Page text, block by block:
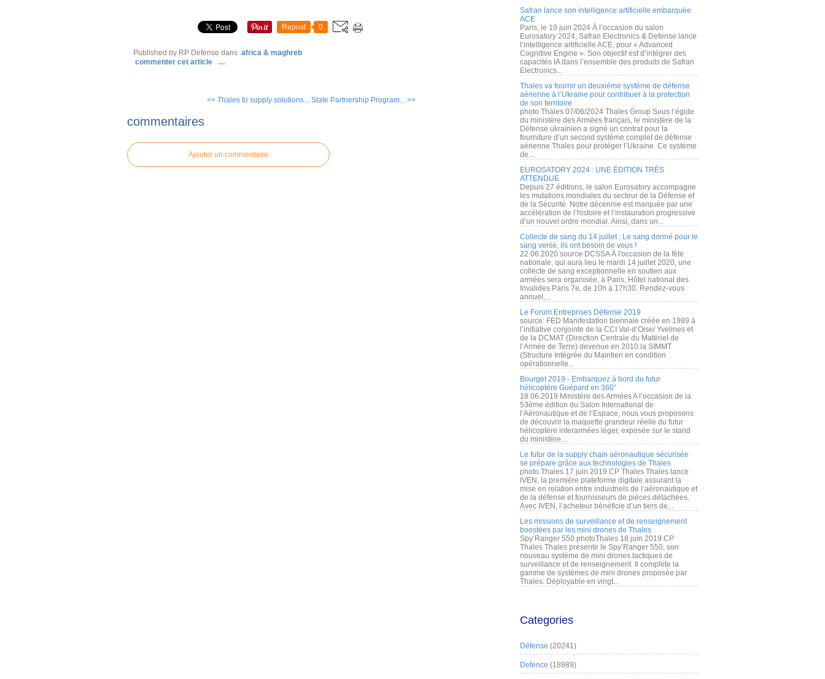
Repost 0
Published by RP Defense dans africa & maghreb
commenter cet article
…
<< Thales to supply solutions... State Partnership Program... >>
commentaires
Ajouter un commentaire
Safran lance son intelligence artificielle embarquée
ACE
Paris, le 19 juin 2024 À l’occasion du salon
Eurosatory 2024, Safran Electronics & Defense lance
l’intelligence artificielle ACE, pour « Advanced
Cognitive Engine ». Son objectif est d’intégrer des
capacités IA dans l’ensemble des produits de Safran
Electronics...
Thales va fournir un deuxième système de défense
aérienne à l’Ukraine pour contribuer à la protection
de son territoire
photo Thales 07/06/2024 Thales Group Sous l’égide
du ministère des Armées français, le ministère de la
Défense ukrainien a signé un contrat pour la
fourniture d’un second système complet de défense
aérienne Thales pour protéger l’Ukraine. Ce système
de...
EUROSATORY 2024 : UNE ÉDITION TRÈS
ATTENDUE
Depuis 27 éditions, le salon Eurosatory accompagne
les mutations mondiales du secteur de la Défense et
de la Sécurité. Notre décennie est marquée par une
accélération de l’histoire et l’instauration progressive
d’un nouvel ordre mondial. Ainsi, dans un...
Collecte de sang du 14 juillet : Le sang donné pour le
sang versé, ils ont besoin de vous !
22.06.2020 source DCSSA À l'occasion de la fête
nationale, qui aura lieu le mardi 14 juillet 2020, une
collecte de sang exceptionnelle en soutien aux
armées sera organisée, à Paris, Hôtel national des
Invalides Paris 7e, de 10h à 17h30. Rendez-vous
annuel,...
Le Forum Entreprises Défense 2019
source: FED Manifestation biennale créée en 1989 à
l’initiative conjointe de la CCI Val-d’Oise/ Yvelines et
de la DCMAT (Direction Centrale du Matériel de
l’Armée de Terre) devenue en 2010 la SIMMT
(Structure Intégrée du Maintien en condition
opérationnelle...
Bourget 2019 - Embarquez à bord du futur
hélicoptère Guépard en 360°
18.06.2019 Ministère des Armées A l’occasion de la
53ème édition du Salon International de
l’Aéronautique et de l’Espace, nous vous proposons
de découvrir la maquette grandeur réelle du futur
hélicoptère interarmées léger, exposée sur le stand
du ministère...
Le futur de la supply chain aéronautique sécurisée
se prépare grâce aux technologies de Thales
photo Thales 17 juin 2019 CP Thales Thales lance
IVEN, la première plateforme digitale assurant la
mise en relation entre industriels de l’aéronautique et
de la défense et fournisseurs de pièces détachées.
Avec IVEN, l’acheteur bénéficie d’un tiers de...
Les missions de surveillance et de renseignement
boostées par les mini drones de Thales
Spy’Ranger 550 photoThales 18 juin 2019 CP
Thales Thales présente le Spy’Ranger 550, son
nouveau système de mini drones tactiques de
surveillance et de renseignement. Il complète la
gamme de systèmes de mini drones proposée par
Thales. Déployable en vingt...
Categories
Défense (20241)
Defence (18989)